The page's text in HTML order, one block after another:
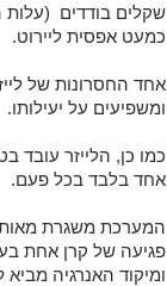
שקלים בודדים (עלות
כמעט אפסית ליירוט.
אחד החסרונות של
ומשפיעים על יעילותו.
כמו כן, הלייזר עובד
אחד בלבד בכל פעם.
המערכת משגרת
פגיעה של קרן אחת
ומיקוד האנרגיה